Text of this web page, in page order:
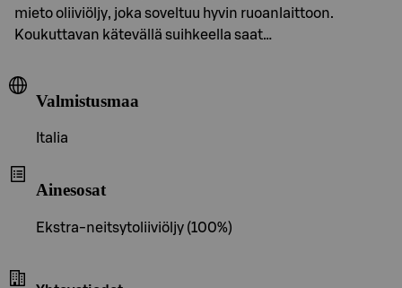
mieto oliiviöljy, joka soveltuu hyvin ruoanlaittoon.
Koukuttavan kätevällä suihkeella saat…
Valmistusmaa
Italia
Ainesosat
Ekstra-neitsytoliiviöljy (100%)